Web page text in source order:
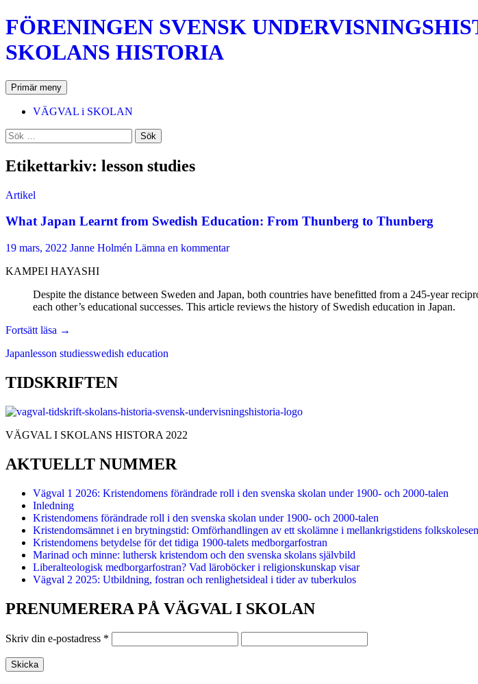
Hoppa
till
innehåll
FÖRENINGEN SVENSK
SKOLANS HISTORIA
SökPrimär meny
VÄGVAL i SKOLAN
Sök
efter:
Etikettarkiv: lesson studies
Artikel
What Japan Learnt from Swedish Education: From Thunberg to Thunberg
19 mars, 2022 Janne Holmén Lämna en kommentar
KAMPEI HAYASHI
Despite the distance between Sweden and Japan, both countries have benefitted from a 245-year
each other’s educational successes. This article reviews the history of Swedish education in Japan.
Fortsätt läsa What
Learnt
Swedish
Education:
Thunberg
Thunberg
→
Japanlesson studiesswedish education
TIDSKRIFTEN
VÄGVAL I SKOLANS HISTORA 2022
AKTUELLT NUMMER
Vägval 1 2026: Kristendomens förändrade roll i den svenska skolan under 1900- och 2000-talen
Inledning
Kristendomens förändrade roll i den svenska skolan under 1900- och 2000-talen
Kristendomsämnet i en brytningstid: Omförhandlingen av ett skolämne i mellankrigstidens
Kristendomens betydelse för det tidiga 1900-talets medborgarfostran
Marinad och minne: luthersk kristendom och den svenska skolans självbild
Liberalteologisk medborgarfostran? Vad läroböcker i religionskunskap visar
Vägval 2 2025: Utbildning, fostran och renlighetsideal i tider av tuberkulos
PRENUMERERA PÅ VÄGVAL I SKOLAN
Skriv din e-postadress *